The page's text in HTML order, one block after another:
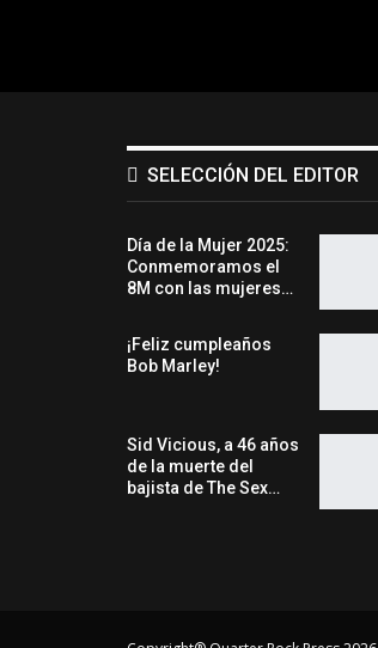
SELECCIÓN DEL EDITOR
Día de la Mujer 2025:
Conmemoramos el
8M con las mujeres…
¡Feliz cumpleaños
Bob Marley!
Sid Vicious, a 46 años
de la muerte del
bajista de The Sex…